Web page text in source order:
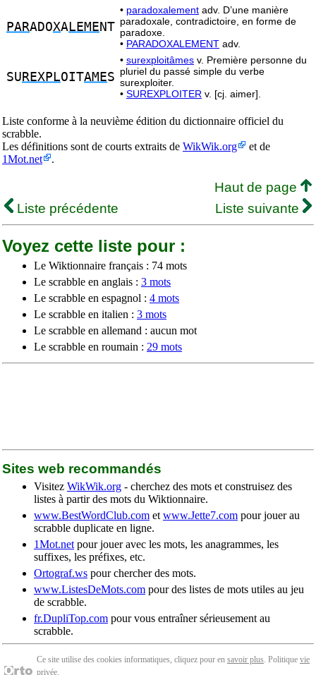
PARADOXALEME NT
• paradoxalement adv. D’une manière
paradoxale, contradictoire, en forme de
paradoxe.
• PARADOXALEMENT adv.
SU REXPLOITAMES
• surexploitâmes v. Première personne du
pluriel du passé simple du verbe
surexploiter.
• SUREXPLOITER v. [cj. aimer].
Liste conforme à la neuvième édition du dictionnaire officiel du
scrabble.
Les définitions sont de courts extraits de WikWik.org
et de
1Mot.net
.
Haut de page
Liste précédente
Liste suivante
Voyez cette liste pour :
Le Wiktionnaire français : 74 mots
Le scrabble en anglais : 3 mots
Le scrabble en espagnol : 4 mots
Le scrabble en italien : 3 mots
Le scrabble en allemand : aucun mot
Le scrabble en roumain : 29 mots
Sites web recommandés
Visitez WikWik.org - cherchez des mots et construisez des
listes à partir des mots du Wiktionnaire.
www.BestWordClub.com et www.Jette7.com pour jouer au
scrabble duplicate en ligne.
1Mot.net pour jouer avec les mots, les anagrammes, les
suffixes, les préfixes, etc.
Ortograf.ws pour chercher des mots.
www.ListesDeMots.com pour des listes de mots utiles au jeu
de scrabble.
fr.DupliTop.com pour vous entraîner sérieusement au
scrabble.
Ce site utilise des cookies informatiques, cliquez pour en savoir plus. Politique vie
privée.